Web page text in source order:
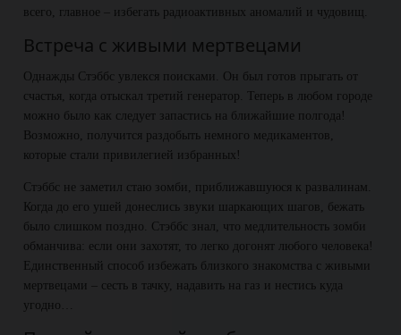
всего, главное – избегать радиоактивных аномалий и чудовищ.
Встреча с живыми мертвецами
Однажды Стэббс увлекся поисками. Он был готов прыгать от
счастья, когда отыскал третий генератор. Теперь в любом городе
можно было как следует запастись на ближайшие полгода!
Возможно, получится раздобыть немного медикаментов,
которые стали привилегией избранных!
Стэббс не заметил стаю зомби, приближавшуюся к развалинам.
Когда до его ушей донеслись звуки шаркающих шагов, бежать
было слишком поздно. Стэббс знал, что медлительность зомби
обманчива: если они захотят, то легко догонят любого человека!
Единственный способ избежать близкого знакомства с живыми
мертвецами – сесть в тачку, надавить на газ и нестись куда
угодно…